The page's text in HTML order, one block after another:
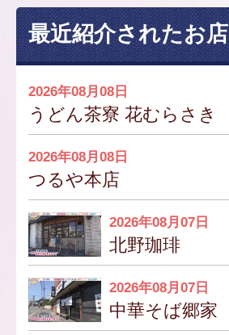
最近紹介されたお店
2026年08月08日
うどん茶寮 花むらさき
2026年08月08日
つるや本店
2026年08月07日
北野珈琲
2026年08月07日
中華そば郷家